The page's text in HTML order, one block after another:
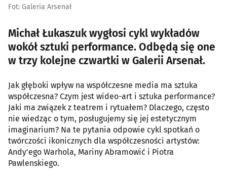
Fot: Galeria Arsenał
Michał Łukaszuk wygłosi cykl wykładów
wokół sztuki performance. Odbędą się one
w trzy kolejne czwartki w Galerii Arsenał.
Jak głęboki wpływ na współczesne media ma sztuka
współczesna? Czym jest wideo-art i sztuka performance?
Jaki ma związek z teatrem i rytuałem? Dlaczego, często
nie wiedząc o tym, posługujemy się jej estetycznym
imaginarium? Na te pytania odpowie cykl spotkań o
twórczości ikonicznych dla współczesności artystów:
Andy'ego Warhola, Mariny Abramowić i Piotra
Pawlenskiego.